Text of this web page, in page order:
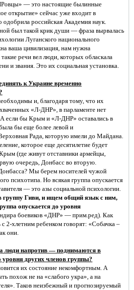
— это настоящие былинные
открытие» сейчас уже входит в
российская Академия наук.
был такой крик души — фраза вырвалась
Луганского национального
ваша цивилизация, нам нужна
речи вел люди, которых обласкала
и звания. Это их социальная установка.
к Украине временно
и, благодаря тому, что их
«Л-ДНР», в парламенте нет
если бы Крым и «Л-ДНР» оставались в
бы еще более левой и
Рада, которую имели до Майдана.
которое еще десятилетие будет
(где живут отставники армейцы,
очередь, Донбасс во вторую.
Мы берем носителей чужой
психотипа. Но всякая группа опускается
— это азы социальной психологии.
группу Гиви, и ищем общий язык с ним,
опускается до уровня
боевиков «ДНР» — прим.ред). Как
2-хлетним ребенком говорят: «Собачка –
они.
люди напротив — поднимаются в
уровня других членов группы?
их состояние некомфортным. А
похож не на «слабого укра», а на
Таков неизбежный и прогнозируемый